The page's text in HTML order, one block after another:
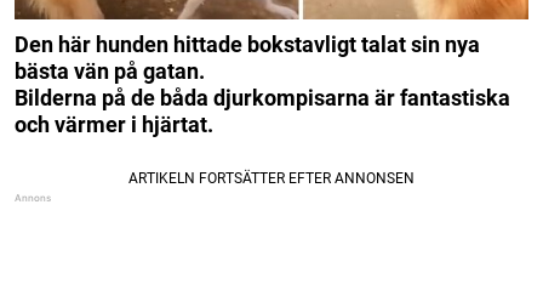
Den här hunden hittade bokstavligt talat sin nya
bästa vän på gatan.
Bilderna på de båda djurkompisarna är fantastiska
och värmer i hjärtat.